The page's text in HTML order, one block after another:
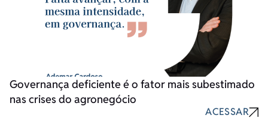
Governança deficiente é o fator mais subestimado
nas crises do agronegócio
ACESSAR